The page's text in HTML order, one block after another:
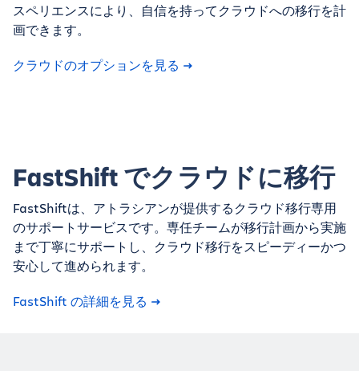
スペリエンスにより、自信を持ってクラウドへの移行を計
画できます。
クラウドのオプションを見る
FastShift でクラウドに移行
FastShiftは、アトラシアンが提供するクラウド移行専用
のサポートサービスです。専任チームが移行計画から実施
まで丁寧にサポートし、クラウド移行をスピーディーかつ
安心して進められます。
FastShift の詳細を見る